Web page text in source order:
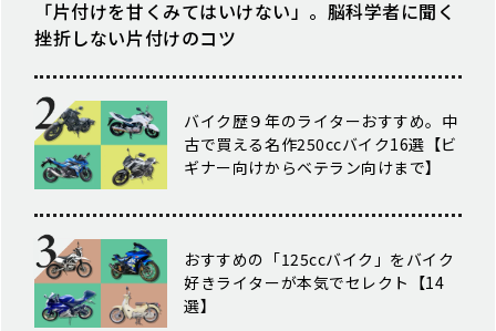
「片付けを甘くみてはいけない」。脳科学者に聞く
挫折しない片付けのコツ
バイク歴９年のライターおすすめ。中
古で買える名作250ccバイク16選【ビ
ギナー向けからベテラン向けまで】
おすすめの「125ccバイク」をバイク
好きライターが本気でセレクト【14
選】